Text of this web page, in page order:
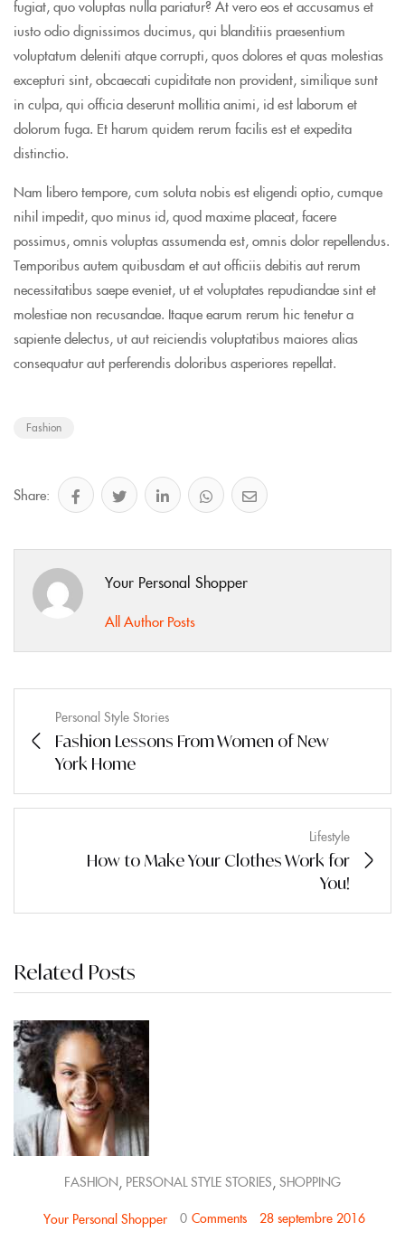
fugiat, quo voluptas nulla pariatur? At vero eos et accusamus et
iusto odio dignissimos ducimus, qui blanditiis praesentium
voluptatum deleniti atque corrupti, quos dolores et quas molestias
excepturi sint, obcaecati cupiditate non provident, similique sunt
in culpa, qui officia deserunt mollitia animi, id est laborum et
dolorum fuga. Et harum quidem rerum facilis est et expedita
distinctio.
Nam libero tempore, cum soluta nobis est eligendi optio, cumque
nihil impedit, quo minus id, quod maxime placeat, facere
possimus, omnis voluptas assumenda est, omnis dolor repellendus.
Temporibus autem quibusdam et aut officiis debitis aut rerum
necessitatibus saepe eveniet, ut et voluptates repudiandae sint et
molestiae non recusandae. Itaque earum rerum hic tenetur a
sapiente delectus, ut aut reiciendis voluptatibus maiores alias
consequatur aut perferendis doloribus asperiores repellat.
Fashion
Share:
Your Personal Shopper
All Author Posts
Personal Style Stories
Fashion Lessons From Women of New
York Home
Lifestyle
How to Make Your Clothes Work for
You!
Related Posts
FASHION, PERSONAL STYLE STORIES, SHOPPING
Your Personal Shopper 0 Comments 28 septembre 2016